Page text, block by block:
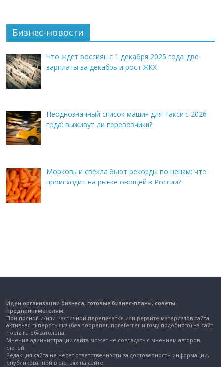
Бизнес-новости
Что ждет россиян с 1 декабря 2025 года: две
зарплаты за декабрь и рост ЖКХ
Неоднозначный список машин для такси с 2026
года: выживут ли перевозчики?
Морковь и свекла бьют рекорды по ценам: что
происходит на рынке овощей в России?
Идеи организации бизнеса, готовые бизнес-планы, советы
предпринимателям.
При полной и/или частичной перепечатке или рерайте материалов сайта
активная гиперссылка (без noopener, noreferrer и тому подобного) на сайт
hobiz.ru обязательна.
Мнение администрации сайта может не совпадать с мнением авторов
статей.
Редакция сайта не несет ответственности за достоверность информации,
опубликованной в статьях на сайте.